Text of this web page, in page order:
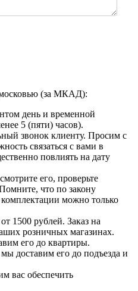
(за МКАД):
день и временной
5 (пяти) часов).
звонок клиенту. Просим с
связаться с вами в
повлиять на дату
его, проверьте
что по закону
можно только
1500 рублей. Заказ на
розничных магазинах.
его до квартиры.
доставим его до подъезда и
вас обеспечить